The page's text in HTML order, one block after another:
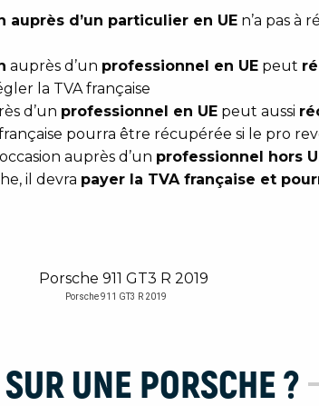
auprès d’un particulier en UE n’a pas à
auprès d’un professionnel en UE peut
la TVA française
d’un professionnel en UE peut aussi
pourra être récupérée si le pro
auprès d’un professionnel hors
il devra payer la TVA française et
Porsche 911 GT3 R 2019
UNE PORSCHE ?